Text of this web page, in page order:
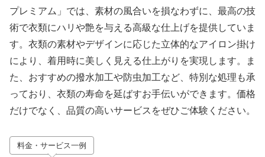
プレミアム」では、素材の風合いを損なわずに、最高の技
術で衣類にハリや艶を与える高級な仕上げを提供していま
す。衣類の素材やデザインに応じた立体的なアイロン掛け
により、着用時に美しく見える仕上がりを実現します。ま
た、おすすめの撥水加工や防虫加工など、特別な処理も承
っており、衣類の寿命を延ばすお手伝いができます。価格
だけでなく、品質の高いサービスをぜひご体験ください。
料金・サービス一例